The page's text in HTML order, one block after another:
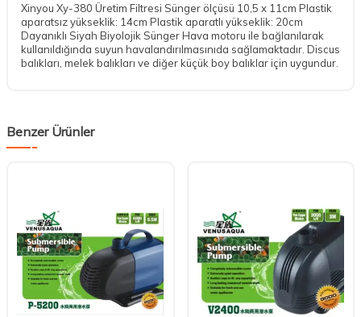
Xinyou Xy-380 Üretim Filtresi Sünger ölçüsü 10,5 x 11cm Plastik
aparatsız yükseklik: 14cm Plastik aparatlı yükseklik: 20cm
Dayanıklı Siyah Biyolojik Sünger Hava motoru ile bağlanılarak
kullanıldığında suyun havalandırılmasınıda sağlamaktadır. Discus
balıkları, melek balıkları ve diğer küçük boy balıklar için uygundur.
Benzer Ürünler